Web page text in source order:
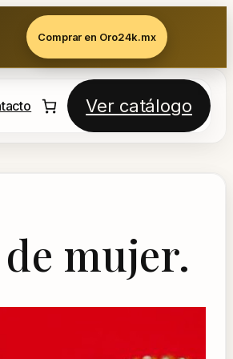
Comprar en Oro24k.mx
Ver catálogo
mujer.